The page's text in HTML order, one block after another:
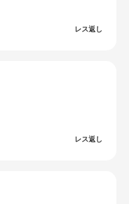
レス返し
レス返し